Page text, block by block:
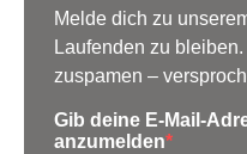
Melde dich zu
Laufenden zu
zuspamen –
Gib deine E-Mail-
anzumelden